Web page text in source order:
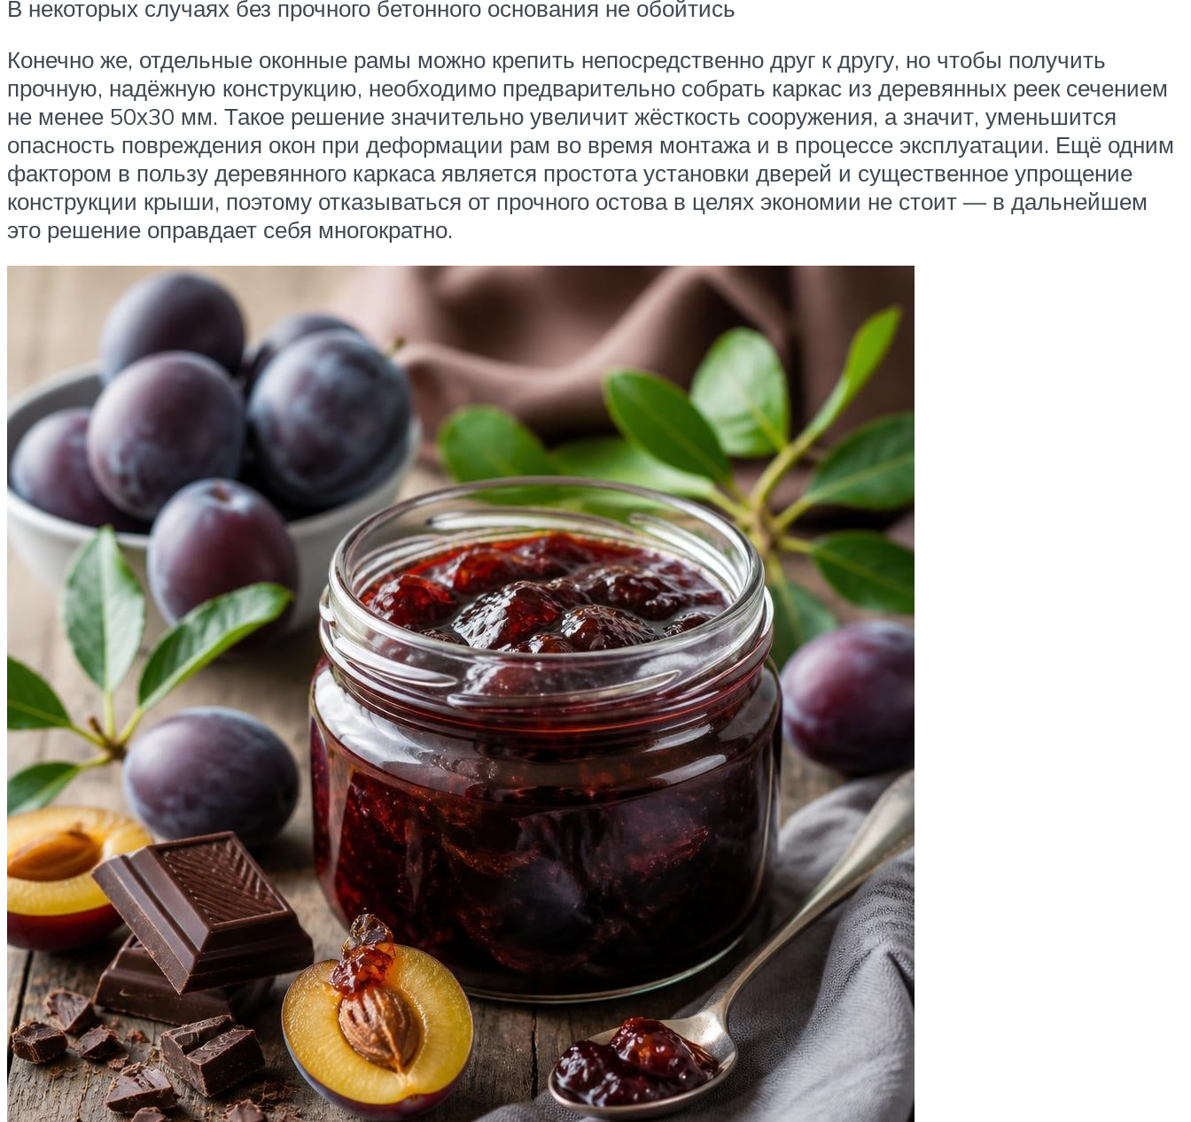
В некоторых случаях без прочного бетонного основания не обойтись
Конечно же, отдельные оконные рамы можно крепить непосредственно друг к другу, но чтобы получить
прочную, надёжную конструкцию, необходимо предварительно собрать каркас из деревянных реек сечением
не менее 50х30 мм. Такое решение значительно увеличит жёсткость сооружения, а значит, уменьшится
опасность повреждения окон при деформации рам во время монтажа и в процессе эксплуатации. Ещё одним
фактором в пользу деревянного каркаса является простота установки дверей и существенное упрощение
конструкции крыши, поэтому отказываться от прочного остова в целях экономии не стоит — в дальнейшем
это решение оправдает себя многократно.